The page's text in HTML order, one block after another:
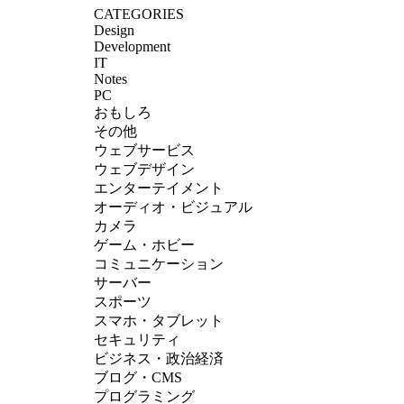
CATEGORIES
Design
Development
IT
Notes
PC
おもしろ
その他
ウェブサービス
ウェブデザイン
エンターテイメント
オーディオ・ビジュアル
カメラ
ゲーム・ホビー
コミュニケーション
サーバー
スポーツ
スマホ・タブレット
セキュリティ
ビジネス・政治経済
ブログ・CMS
プログラミング